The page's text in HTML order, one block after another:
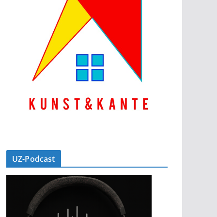
UZ-Podcast